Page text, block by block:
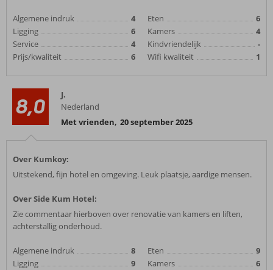
Algemene indruk
4
Ligging
6
Service
4
Prijs/kwaliteit
6
Eten
6
Kamers
4
Kindvriendelijk
-
Wifi kwaliteit
1
8,0
J.
Nederland
Met vrienden, 20 september 2025
Over Kumkoy:
Uitstekend, fijn hotel en omgeving. Leuk plaatsje, aardige mensen.
Over Side Kum Hotel:
Zie commentaar hierboven over renovatie van kamers en liften,
achterstallig onderhoud.
Algemene indruk
8
Ligging
9
Eten
9
Kamers
6